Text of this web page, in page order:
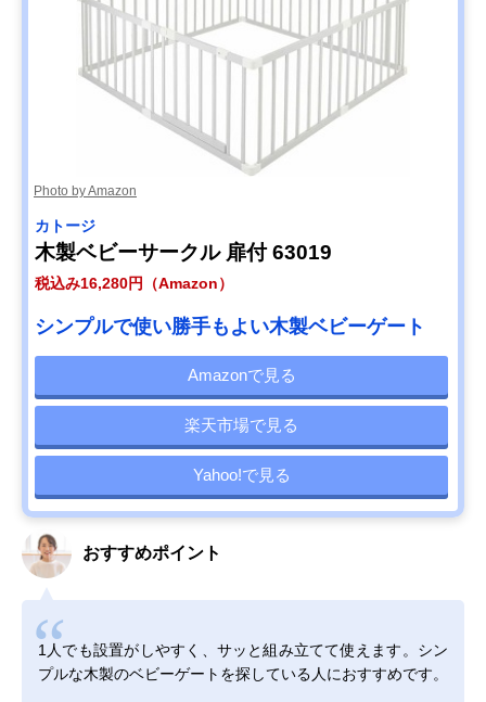
Photo by Amazon
カトージ
木製ベビーサークル 扉付 63019
税込み16,280円（Amazon）
シンプルで使い勝手もよい木製ベビーゲート
Amazonで見る
楽天市場で見る
Yahoo!で見る
おすすめポイント
1人でも設置がしやすく、サッと組み立てて使えます。シン
プルな木製のベビーゲートを探している人におすすめです。